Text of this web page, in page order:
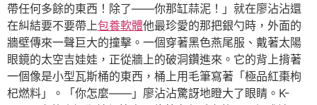
帶任何多餘的東西！除了——你那缸蒜泥！」就在廖沾沾還
在糾結要不要帶上包養軟體他最珍愛的那把銀勺時，外面的
牆壁傳來一聲巨大的撞擊。一個穿著黑色燕尾服、戴著太陽
眼鏡的太空吉娃娃，正從牆上的破洞鑽進來。它的背上揹著
一個像是小型瓦斯桶的東西，桶上用毛筆寫著「極品紅棗枸
杞燃料」。「你怎麼——」廖沾沾驚訝地瞪大了眼睛。K-